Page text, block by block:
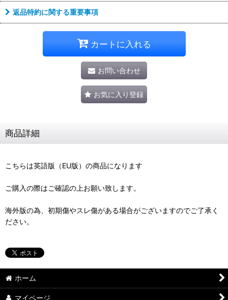
返品特約に関する重要事項
カートに入れる
お問い合わせ
お気に入り登録
商品詳細
こちらは英語版（EU版）の商品になります
ご購入の際はご確認の上お願い致します。
海外版の為、初期傷やスレ傷がある場合がございますのでご了承く
ださい。
ホーム
マイページ